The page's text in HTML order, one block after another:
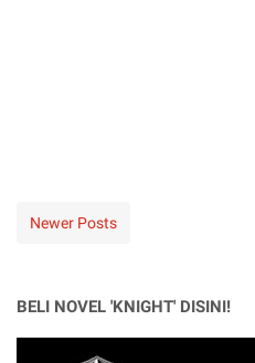
Newer Posts
BELI NOVEL 'KNIGHT' DISINI!